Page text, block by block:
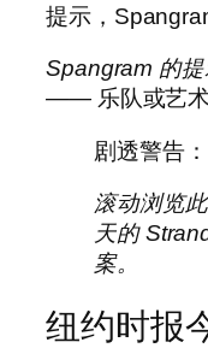
提示，
Spangram 的
——乐队或艺
剧透警告：
滚动浏览
天的
案。
纽约时报